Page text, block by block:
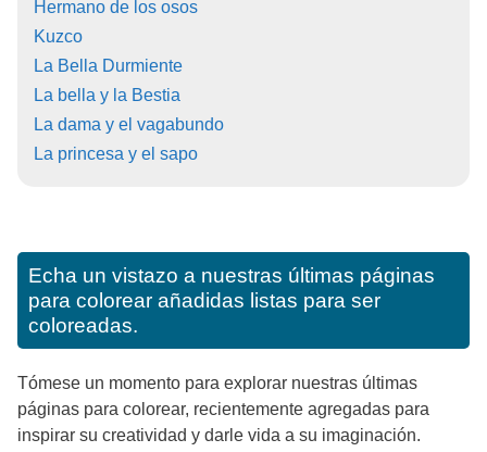
Hermano de los osos
Kuzco
La Bella Durmiente
La bella y la Bestia
La dama y el vagabundo
La princesa y el sapo
Echa un vistazo a nuestras últimas páginas
para colorear añadidas listas para ser
coloreadas.
Tómese un momento para explorar nuestras últimas
páginas para colorear, recientemente agregadas para
inspirar su creatividad y darle vida a su imaginación.